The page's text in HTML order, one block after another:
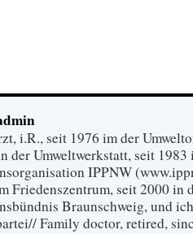
i.R., seit 1976 im der
der Umweltwerkstatt, seit
IPPNW
Friedenszentrum, seit 2000 in
Braunschweig, und
Family doctor, retired,